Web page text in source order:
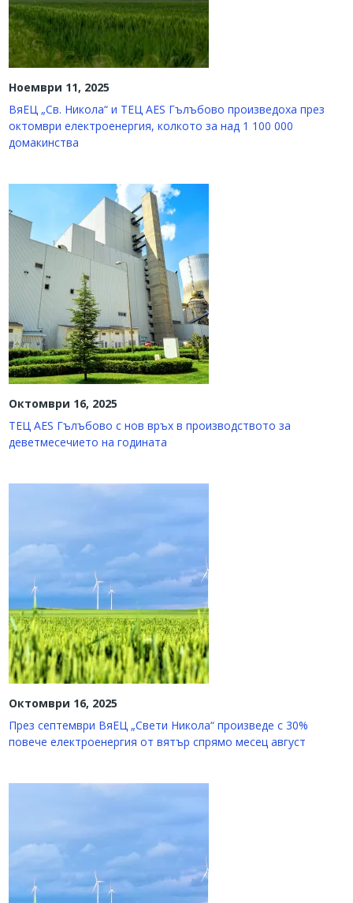
Ноември 11, 2025
ВяЕЦ „Св. Никола“ и ТЕЦ AES Гълъбово произведоха през
октомври електроенергия, колкото за над 1 100 000
домакинства
Октомври 16, 2025
ТЕЦ AES Гълъбово с нов връх в производството за
деветмесечието на годината
Октомври 16, 2025
През септември ВяЕЦ „Свети Никола“ произведе с 30%
повече електроенергия от вятър спрямо месец август